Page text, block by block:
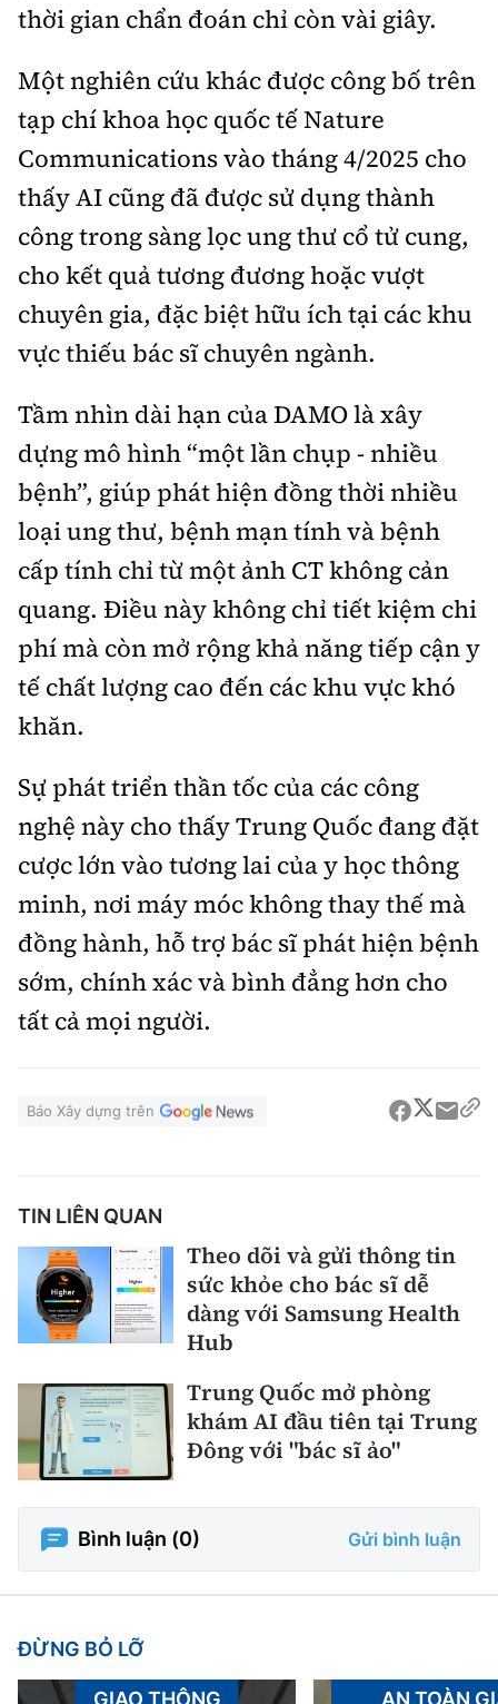
thời gian chẩn đoán chỉ còn vài giây.
Một nghiên cứu khác được công bố trên
tạp chí khoa học quốc tế Nature
Communications vào tháng 4/2025 cho
thấy AI cũng đã được sử dụng thành
công trong sàng lọc ung thư cổ tử cung,
cho kết quả tương đương hoặc vượt
chuyên gia, đặc biệt hữu ích tại các khu
vực thiếu bác sĩ chuyên ngành.
Tầm nhìn dài hạn của DAMO là xây
dựng mô hình “một lần chụp - nhiều
bệnh”, giúp phát hiện đồng thời nhiều
loại ung thư, bệnh mạn tính và bệnh
cấp tính chỉ từ một ảnh CT không cản
quang. Điều này không chỉ tiết kiệm chi
phí mà còn mở rộng khả năng tiếp cận y
tế chất lượng cao đến các khu vực khó
khăn.
Sự phát triển thần tốc của các công
nghệ này cho thấy Trung Quốc đang đặt
cược lớn vào tương lai của y học thông
minh, nơi máy móc không thay thế mà
đồng hành, hỗ trợ bác sĩ phát hiện bệnh
sớm, chính xác và bình đẳng hơn cho
tất cả mọi người.
Báo Xây dựng trên
TIN LIÊN QUAN
Theo dõi và gửi thông tin
sức khỏe cho bác sĩ dễ
dàng với Samsung Health
Hub
Trung Quốc mở phòng
khám AI đầu tiên tại Trung
Đông với "bác sĩ ảo"
Bình luận (0) Gửi bình luận
ĐỪNG BỎ LỠ
GIAO THÔNG AN TOÀN